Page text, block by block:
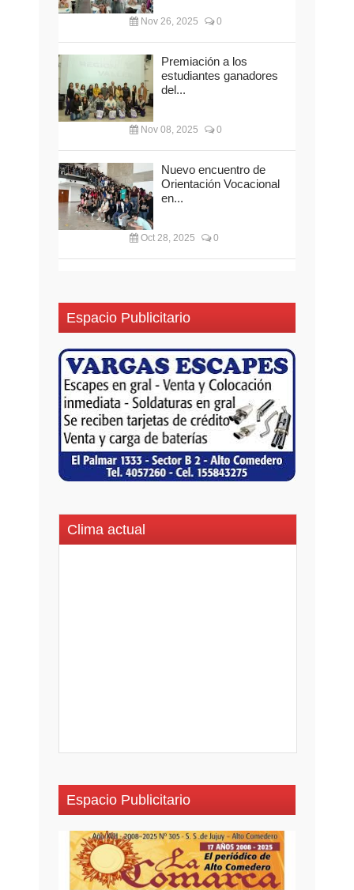
Nov 26, 2025 0
Premiación a los
estudiantes ganadores
del...
Nov 08, 2025 0
Nuevo encuentro de
Orientación Vocacional
en...
Oct 28, 2025 0
Espacio Publicitario
Clima actual
Espacio Publicitario